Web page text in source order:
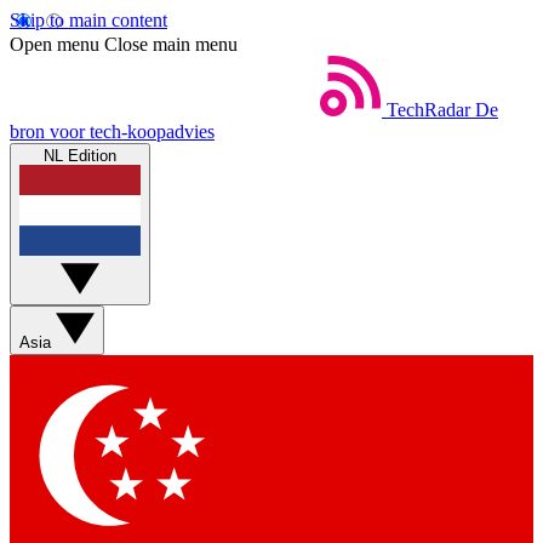
Skip to main content
Open menu Close main menu
TechRadar De
bron voor tech-koopadvies
NL Edition
Asia